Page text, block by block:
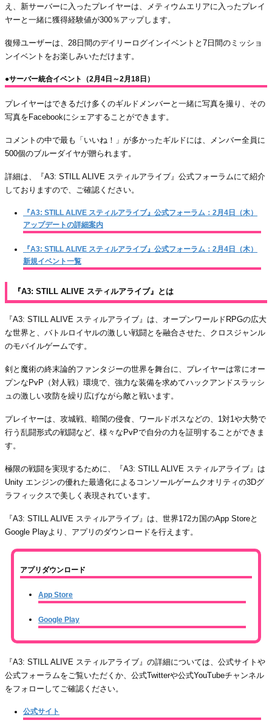
え、新サーバーに入ったプレイヤーは、メティウムエリアに入ったプレイ
ヤーと一緒に獲得経験値が300％アップします。
復帰ユーザーは、28日間のデイリーログインイベントと7日間のミッショ
ンイベントをお楽しみいただけます。
●サーバー統合イベント（2月4日～2月18日）
プレイヤーはできるだけ多くのギルドメンバーと一緒に写真を撮り、その
写真をFacebookにシェアすることができます。
コメントの中で最も「いいね！」が多かったギルドには、メンバー全員に
500個のブルーダイヤが贈られます。
詳細は、『A3: STILL ALIVE スティルアライブ』公式フォーラムにて紹介
しておりますので、ご確認ください。
『A3: STILL ALIVE スティルアライブ』公式フォーラム：2月4日（木）
アップデートの詳細案内
『A3: STILL ALIVE スティルアライブ』公式フォーラム：2月4日（木）
新規イベント一覧
『A3: STILL ALIVE スティルアライブ』とは
『A3: STILL ALIVE スティルアライブ』は、オープンワールドRPGの広大
な世界と、バトルロイヤルの激しい戦闘とを融合させた、クロスジャンル
のモバイルゲームです。
剣と魔術の終末論的ファンタジーの世界を舞台に、プレイヤーは常にオー
プンなPvP（対人戦）環境で、強力な装備を求めてハックアンドスラッシ
ュの激しい攻防を繰り広げながら敵と戦います。
プレイヤーは、攻城戦、暗闇の侵食、ワールドボスなどの、1対1や大勢で
行う乱闘形式の戦闘など、様々なPvPで自分の力を証明することができま
す。
極限の戦闘を実現するために、『A3: STILL ALIVE スティルアライブ』は
Unity エンジンの優れた最適化によるコンソールゲームクオリティの3Dグ
ラフィックスで美しく表現されています。
『A3: STILL ALIVE スティルアライブ』は、世界172カ国のApp Storeと
Google Playより、アプリのダウンロードを行えます。
アプリダウンロード
App Store
Google Play
『A3: STILL ALIVE スティルアライブ』の詳細については、公式サイトや
公式フォーラムをご覧いただくか、公式Twitterや公式YouTubeチャンネル
をフォローしてご確認ください。
公式サイト